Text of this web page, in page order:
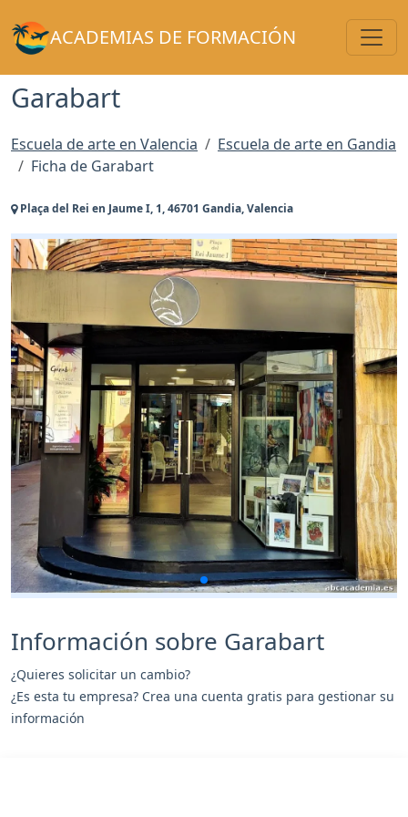
ACADEMIAS DE FORMACIÓN
Garabart
Escuela de arte en Valencia
Escuela de arte en Gandia
Ficha de Garabart
Plaça del Rei en Jaume I, 1, 46701 Gandia, Valencia
Información sobre Garabart
¿Quieres solicitar un cambio?
¿Es esta tu empresa? Crea una cuenta gratis para gestionar su
información